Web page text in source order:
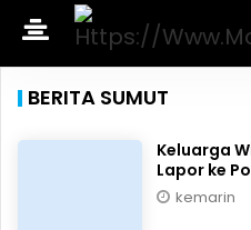
BERITA SUMUT
Keluarga
Lapor ke
kemarin